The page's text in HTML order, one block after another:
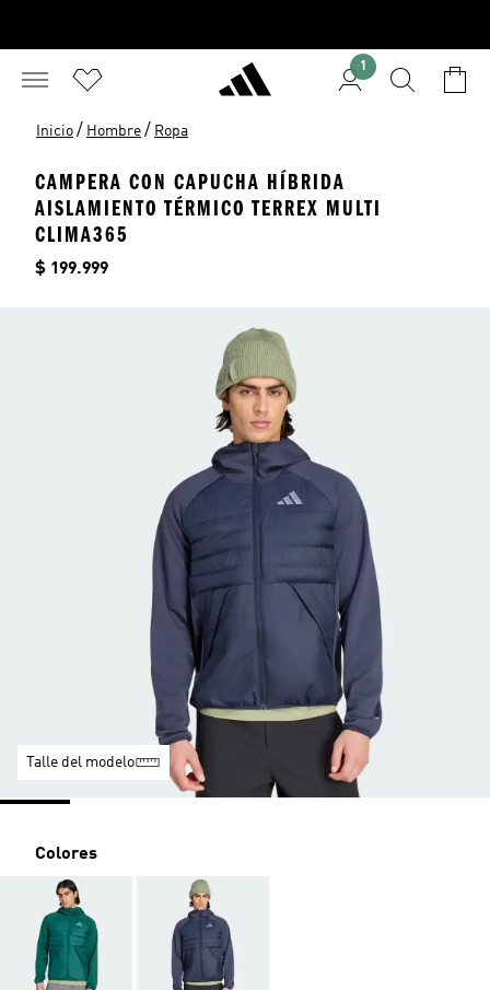
1
Inicio / Hombre / Ropa
CAMPERA CON CAPUCHA HÍBRIDA
AISLAMIENTO TÉRMICO TERREX MULTI
CLIMA365
Precio
$ 199.999
Talle del modelo
Colores